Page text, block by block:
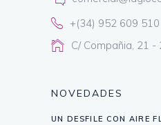
+(34) 952 609 510
C/ Compañia, 21
NOVEDADES
UN DESFILE CON AIRE